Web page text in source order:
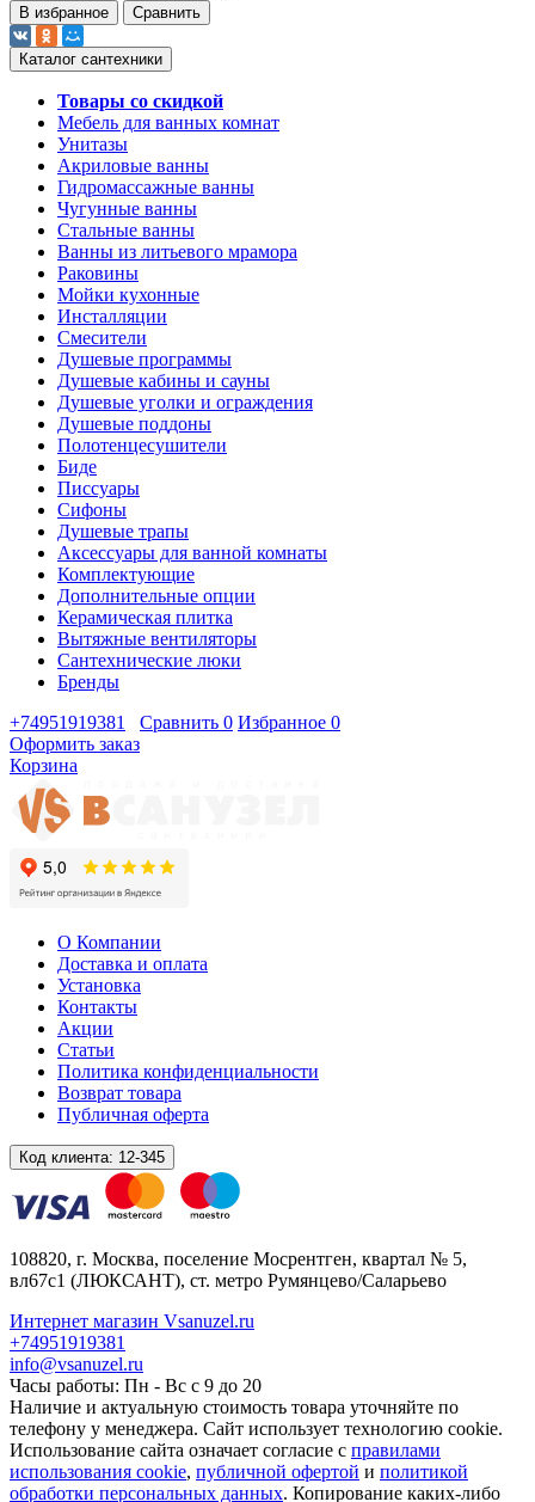
В избранное Сравнить
Каталог сантехники
Товары со скидкой
Мебель для ванных комнат
Унитазы
Акриловые ванны
Гидромассажные ванны
Чугунные ванны
Стальные ванны
Ванны из литьевого мрамора
Раковины
Мойки кухонные
Инсталляции
Смесители
Душевые программы
Душевые кабины и сауны
Душевые уголки и ограждения
Душевые поддоны
Полотенцесушители
Биде
Писсуары
Сифоны
Душевые трапы
Аксессуары для ванной комнаты
Комплектующие
Дополнительные опции
Керамическая плитка
Вытяжные вентиляторы
Сантехнические люки
Бренды
+74951919381
Сравнить 0 Избранное 0
Оформить заказ
Корзина
О Компании
Доставка и оплата
Установка
Контакты
Акции
Статьи
Политика конфиденциальности
Возврат товара
Публичная оферта
Код клиента: 12-345
108820, г. Москва, поселение Мосрентген, квартал № 5,
вл67с1 (ЛЮКСАНТ), ст. метро Румянцево/Саларьево
Интернет магазин Vsanuzel.ru
+74951919381
info@vsanuzel.ru
Часы работы: Пн - Вс с 9 до 20
Наличие и актуальную стоимость товара уточняйте по
телефону у менеджера. Сайт использует технологию cookie.
Использование сайта означает согласие с правилами
использования cookie, публичной офертой и политикой
обработки персональных данных. Копирование каких-либо